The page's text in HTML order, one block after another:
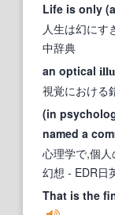
Life is only
人生は幻にす
中辞典
an optical
視覚における
(in
named a
心理学で,個
幻想 - EDR日
That is the